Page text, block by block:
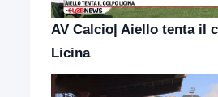
AV Calcio| Aiello tenta il
Licina